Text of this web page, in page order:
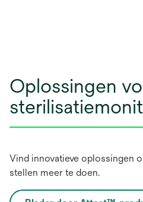
Oplossingen
Vind innovatieve oplossingen
stellen meer te doen.